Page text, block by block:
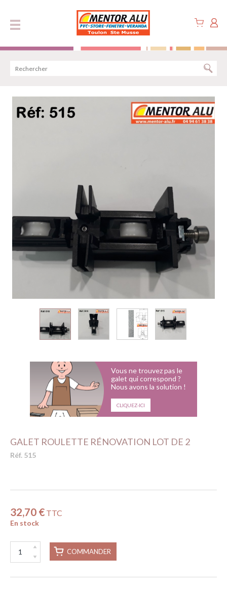
Vous ne trouvez pas le
galet qui correspond ?
Nous avons la solution !
CLIQUEZ-ICI
GALET ROULETTE RÉNOVATION LOT DE 2
Réf. 515
32,70 € TTC
En stock
COMMANDER